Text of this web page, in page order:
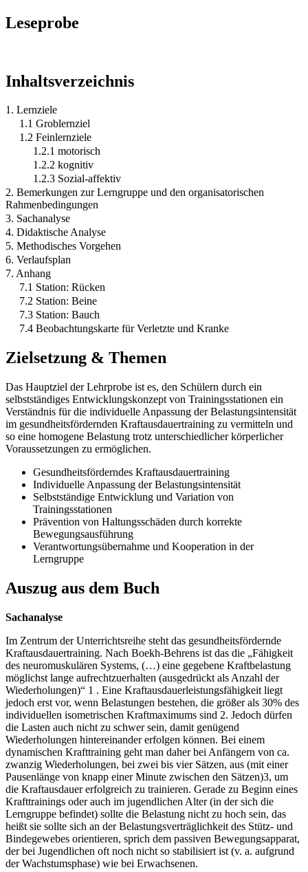
Leseprobe
Inhaltsverzeichnis
1. Lernziele
1.1 Groblernziel
1.2 Feinlernziele
1.2.1 motorisch
1.2.2 kognitiv
1.2.3 Sozial-affektiv
2. Bemerkungen zur Lerngruppe und den organisatorischen
Rahmenbedingungen
3. Sachanalyse
4. Didaktische Analyse
5. Methodisches Vorgehen
6. Verlaufsplan
7. Anhang
7.1 Station: Rücken
7.2 Station: Beine
7.3 Station: Bauch
7.4 Beobachtungskarte für Verletzte und Kranke
Zielsetzung & Themen
Das Hauptziel der Lehrprobe ist es, den Schülern durch ein
selbstständiges Entwicklungskonzept von Trainingsstationen ein
Verständnis für die individuelle Anpassung der Belastungsintensität
im gesundheitsfördernden Kraftausdauertraining zu vermitteln und
so eine homogene Belastung trotz unterschiedlicher körperlicher
Voraussetzungen zu ermöglichen.
Gesundheitsförderndes Kraftausdauertraining
Individuelle Anpassung der Belastungsintensität
Selbstständige Entwicklung und Variation von
Trainingsstationen
Prävention von Haltungsschäden durch korrekte
Bewegungsausführung
Verantwortungsübernahme und Kooperation in der
Lerngruppe
Auszug aus dem Buch
Sachanalyse
Im Zentrum der Unterrichtsreihe steht das gesundheitsfördernde
Kraftausdauertraining. Nach Boekh-Behrens ist das die „Fähigkeit
des neuromuskulären Systems, (…) eine gegebene Kraftbelastung
möglichst lange aufrechtzuerhalten (ausgedrückt als Anzahl der
Wiederholungen)“ 1 . Eine Kraftausdauerleistungsfähigkeit liegt
jedoch erst vor, wenn Belastungen bestehen, die größer als 30% des
individuellen isometrischen Kraftmaximums sind 2. Jedoch dürfen
die Lasten auch nicht zu schwer sein, damit genügend
Wiederholungen hintereinander erfolgen können. Bei einem
dynamischen Krafttraining geht man daher bei Anfängern von ca.
zwanzig Wiederholungen, bei zwei bis vier Sätzen, aus (mit einer
Pausenlänge von knapp einer Minute zwischen den Sätzen)3, um
die Kraftausdauer erfolgreich zu trainieren. Gerade zu Beginn eines
Krafttrainings oder auch im jugendlichen Alter (in der sich die
Lerngruppe befindet) sollte die Belastung nicht zu hoch sein, das
heißt sie sollte sich an der Belastungsverträglichkeit des Stütz- und
Bindegewebes orientieren, sprich dem passiven Bewegungsapparat,
der bei Jugendlichen oft noch nicht so stabilisiert ist (v. a. aufgrund
der Wachstumsphase) wie bei Erwachsenen.